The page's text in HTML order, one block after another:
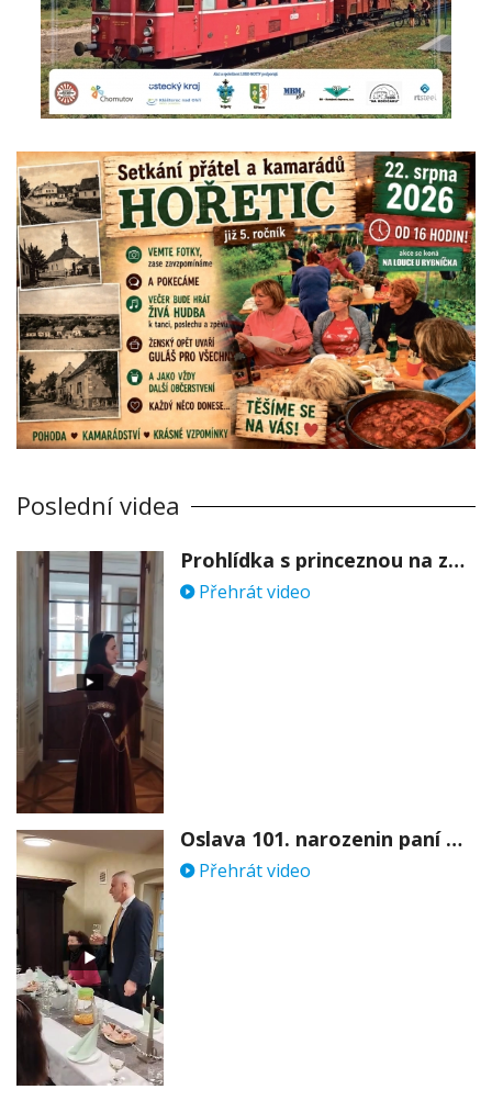
Poslední videa
Prohlídka s princeznou na zámku Stekník
Přehrát video
Oslava 101. narozenin paní Věry Skořepové
Přehrát video